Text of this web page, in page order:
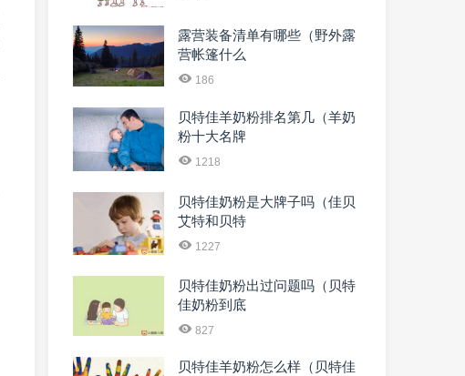
露营装备清单有哪些（野外露
营帐篷什么
186
贝特佳羊奶粉排名第几（羊奶
粉十大名牌
1218
贝特佳奶粉是大牌子吗（佳贝
艾特和贝特
1227
贝特佳奶粉出过问题吗（贝特
佳奶粉到底
827
贝特佳羊奶粉怎么样（贝特佳